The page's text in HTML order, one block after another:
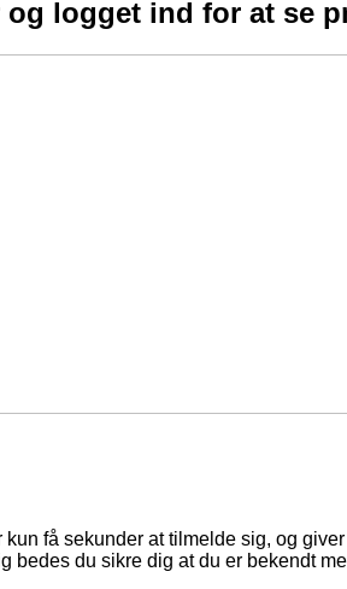
logget ind for at se
få sekunder at tilmelde sig, og
bedes du sikre dig at du er bekendt